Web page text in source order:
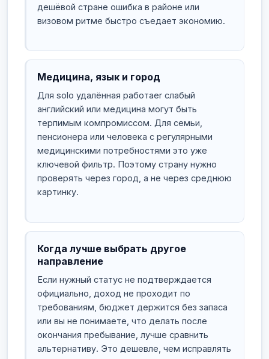
дешёвой стране ошибка в районе или
визовом ритме быстро съедает экономию.
Медицина, язык и город
Для solo удалённая работаer слабый
английский или медицина могут быть
терпимым компромиссом. Для семьи,
пенсионера или человека с регулярными
медицинскими потребностями это уже
ключевой фильтр. Поэтому страну нужно
проверять через город, а не через среднюю
картинку.
Когда лучше выбрать другое
направление
Если нужный статус не подтверждается
официально, доход не проходит по
требованиям, бюджет держится без запаса
или вы не понимаете, что делать после
окончания пребывание, лучше сравнить
альтернативу. Это дешевле, чем исправлять